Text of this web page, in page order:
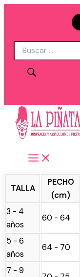
Búsqueda
TALLA
PECHO
(cm)
3 - 4
años
60 - 64
5 - 6
años
64 - 70
7 - 9